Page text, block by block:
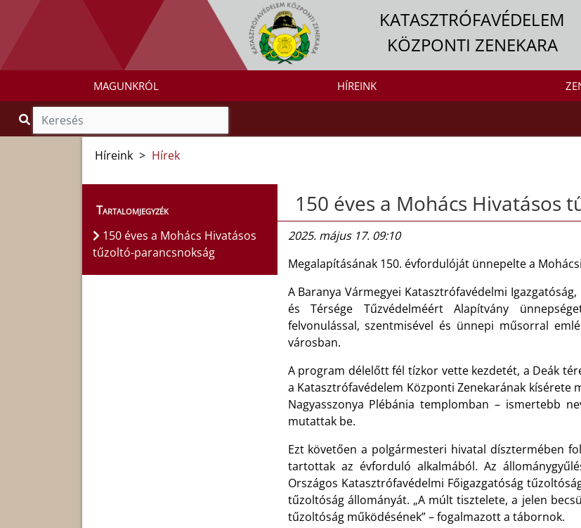
KATASZTRÓFAVÉDELEM
KÖZPONTI ZENEKARA
MAGUNKRÓL HÍREINK
Híreink > Hírek
Tartalomjegyzék
150 éves a Mohács Hivatásos
tűzoltó-parancsnokság
150 éves a Mohács Hivatásos
2025. május 17. 09:10
Megalapításának 150. évfordulóját ünnepelte a
A Baranya Vármegyei Katasztrófavédelmi
és Térsége Tűzvédelméért Alapítvány
felvonulással, szentmisével és ünnepi műsorral
városban.
A program délelőtt fél tízkor vette kezdetét, a Deák
a Katasztrófavédelem Központi Zenekarának
Nagyasszonya Plébánia templomban – ismertebb
mutattak be.
Ezt követően a polgármesteri hivatal dísztermében
tartottak az évforduló alkalmából. Az
Országos Katasztrófavédelmi Főigazgatóság
tűzoltóság állományát. „A múlt tisztelete, a jelen
tűzoltóság működésének” – fogalmazott a tábornok.